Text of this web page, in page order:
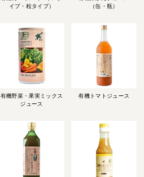
イプ・粒タイプ）
（缶・瓶）
有機野菜・果実ミックス
ジュース
有機トマトジュース